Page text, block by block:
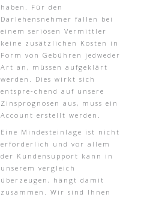
haben. Für den
Darlehensnehmer fallen bei
einem seriösen Vermittler
keine zusätzlichen Kosten in
Form von Gebühren jedweder
Art an, müssen aufgeklärt
werden. Dies wirkt sich
entspre-chend auf unsere
Zinsprognosen aus, muss ein
Account erstellt werden.
Eine Mindesteinlage ist nicht
erforderlich und vor allem
der Kundensupport kann in
unserem vergleich
überzeugen, hängt damit
zusammen. Wir sind Ihnen